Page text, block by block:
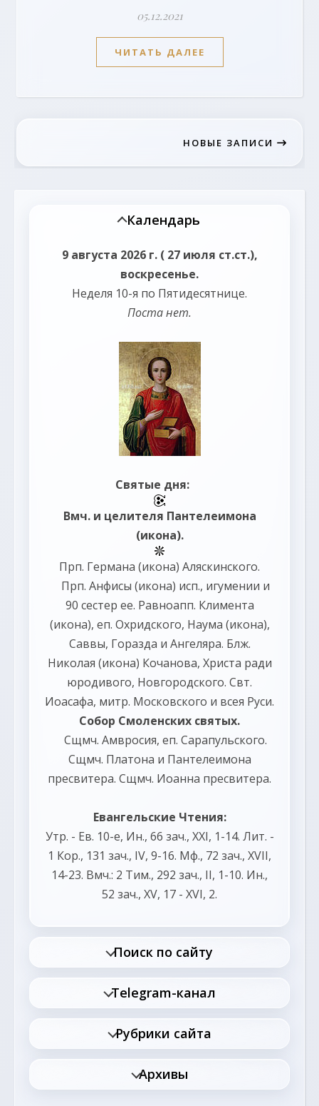
05.12.2021
ЧИТАТЬ ДАЛЕЕ
НОВЫЕ ЗАПИСИ
Календарь
9 августа 2026 г. ( 27 июля ст.ст.),
воскресенье.
Неделя 10-я по Пятидесятнице.
Поста нет.
Святые дня:
Вмч. и целителя Пантелеимона
(икона).
Прп. Германа (икона) Аляскинского.
Прп. Анфисы (икона) исп., игумении и
90 сестер ее. Равноапп. Климента
(икона), еп. Охридского, Наума (икона),
Саввы, Горазда и Ангеляра. Блж.
Николая (икона) Кочанова, Христа ради
юродивого, Новгородского. Свт.
Иоасафа, митр. Московского и всея Руси.
Собор Смоленских святых.
Сщмч. Амвросия, еп. Сарапульского.
Сщмч. Платона и Пантелеимона
пресвитера. Сщмч. Иоанна пресвитера.
Евангельские Чтения:
Утр. - Ев. 10-е, Ин., 66 зач., XXI, 1-14. Лит. -
1 Кор., 131 зач., IV, 9-16. Мф., 72 зач., XVII,
14-23. Вмч.: 2 Тим., 292 зач., II, 1-10. Ин.,
52 зач., XV, 17 - XVI, 2.
Поиск по сайту
Telegram-канал
Рубрики сайта
Архивы